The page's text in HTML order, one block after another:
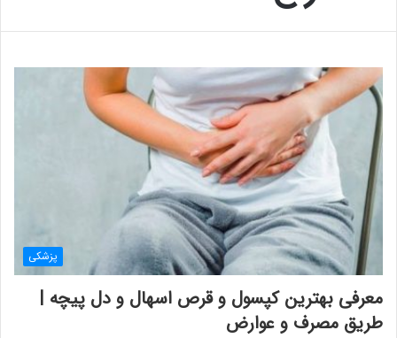
پزشکی
معرفی بهترین کپسول و قرص اسهال و دل پیچه |
طریق مصرف و عوارض